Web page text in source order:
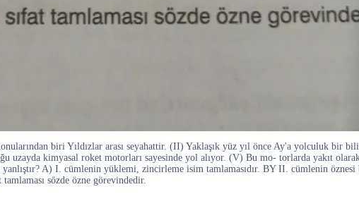
biri Yıldızlar arası seyahattir. (II) Yaklaşık yüz yıl önce Ay'a yolculuk bir
uzayda kimyasal roket motorları sayesinde yol alıyor. (V) Bu mo- torlarda yakıt
A) I. cümlenin yüklemi, zincirleme isim tamlamasıdır. BY II. cümlenin
sözde özne görevindedir.